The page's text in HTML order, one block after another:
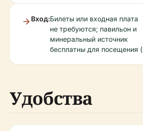
Вход:Билеты или входная плата
не требуются; павильон и
минеральный источник
бесплатны для посещения (
Удобства